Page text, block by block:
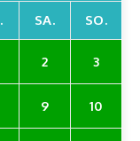
SA. SO.
2 3
9 10